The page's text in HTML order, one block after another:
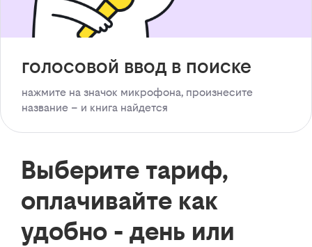
голосовой ввод в поиске
нажмите на значок микрофона, произнесите
название – и книга найдется
Выберите тариф,
оплачивайте как
удобно - день или